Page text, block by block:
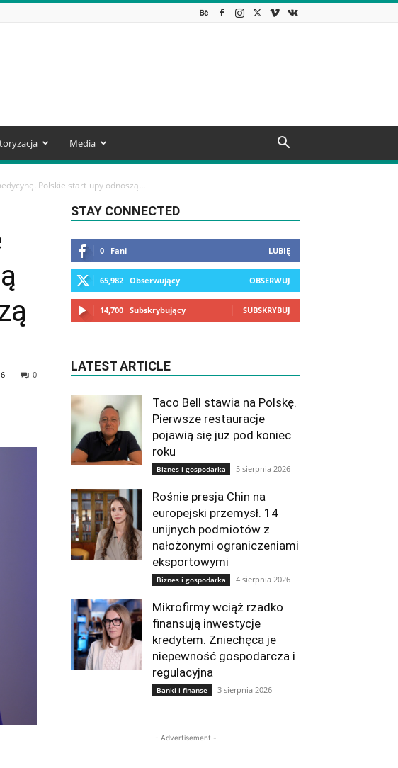
Media
Polskie start-upy odnoszą...
0
STAY CONNECTED
0 Fani LUBIĘ
65,982 Obserwujący OBSERWUJ
14,700 Subskrybujący SUBSKRYBUJ
LATEST ARTICLE
Taco Bell stawia na Polskę.
Pierwsze restauracje
pojawią się już pod koniec
roku
Biznes i gospodarka 5 sierpnia 2026
Rośnie presja Chin na
europejski przemysł. 14
unijnych podmiotów z
nałożonymi ograniczeniami
eksportowymi
Biznes i gospodarka 4 sierpnia 2026
Mikrofirmy wciąż rzadko
finansują inwestycje
kredytem. Zniechęca je
niepewność gospodarcza i
regulacyjna
Banki i finanse 3 sierpnia 2026
- Advertisement -